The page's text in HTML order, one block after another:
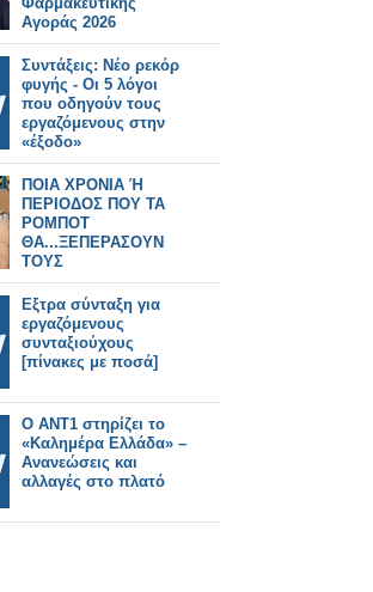
Αγοράς 2026
Συντάξεις: Νέο ρεκόρ
φυγής - Οι 5 λόγοι
που οδηγούν τους
εργαζόμενους στην
«έξοδο»
ΠΟΙΑ ΧΡΟΝΙΑ Ή
ΠΕΡΙΟΔΟΣ ΠΟΥ ΤΑ
ΡΟΜΠΟΤ
ΘΑ...ΞΕΠΕΡΑΣΟΥΝ
ΤΟΥΣ
ΕΡΓΑΖΟΜΕΝΟΥΣ
Εξτρα σύνταξη για
εργαζόμενους
συνταξιούχους
[πίνακες με ποσά]
Ο ΑΝΤ1 στηρίζει το
«Καλημέρα Ελλάδα» –
Ανανεώσεις και
αλλαγές στο πλατό